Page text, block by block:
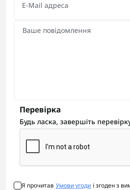
E-Mail адреса
Перевірка
Будь ласка, завершіть
Я прочитав Умови угоди і згоден з